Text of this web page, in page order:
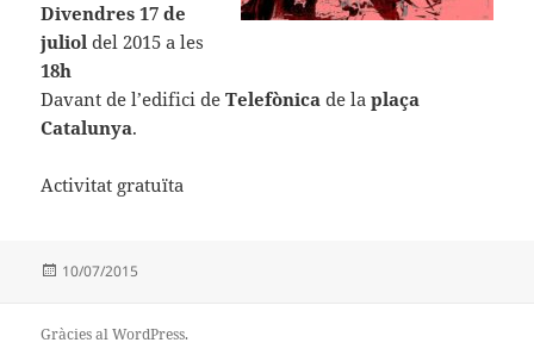
Divendres 17 de
juliol del 2015 a les
18h
Davant de l’edifici deTelefònica de laplaça
Catalunya.
Activitat gratuïta
Publicat
10/07/2015
Gràcies al WordPress.